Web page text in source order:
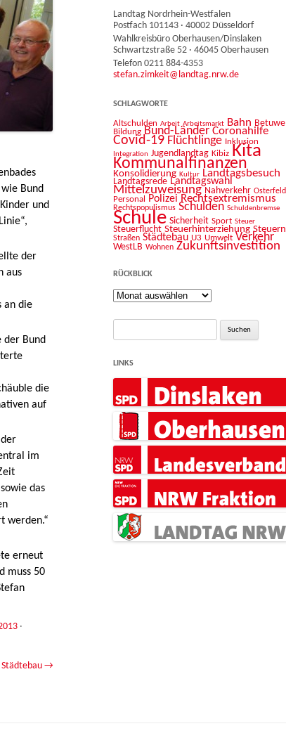
Bund
und
der
aus
an die
der Bund
die
auf
im
das
werden.“
erneut
muss 50
·
Städtebau →
Landtag Nordrhein-Westfalen
Postfach 101143 · 40002 Düsseldorf
Wahlkreisbüro Oberhausen/Dinslaken
Schwartzstraße 52 · 46045 Oberhausen
Telefon 0211 884-4353
stefan.zimkeit@landtag.nrw.de
SCHLAGWORTE
Altschulden Arbeit Arbeitsmarkt Bahn Betuwe
Bildung Bund-Länder Coronahilfe
Covid-19 Flüchtlinge Inklusion
Integration Jugendlandtag Kibiz Kita
Kommunalfinanzen
Konsolidierung Kultur Landtagsbesuch
Landtagsrede Landtagswahl
Mittelzuweisung Nahverkehr Osterfeld
Personal Polizei Rechtsextremismus
Rechtspopulismus Schulden Schuldenbremse
Schule Sicherheit Sport Steuer
Steuerflucht Steuerhinterziehung Steuern
Straßen Städtebau U3 Umwelt Verkehr
WestLB Wohnen Zukunftsinvestition
RÜCKBLICK
Rückblick
Suche
LINKS